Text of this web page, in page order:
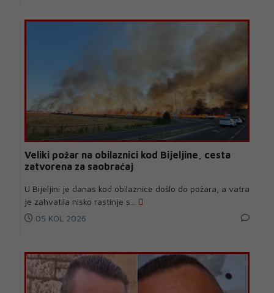
Veliki požar na obilaznici kod Bijeljine, cesta
zatvorena za saobraćaj
U Bijeljini je danas kod obilaznice došlo do požara, a vatra
je zahvatila nisko rastinje s...
05 KOL 2026